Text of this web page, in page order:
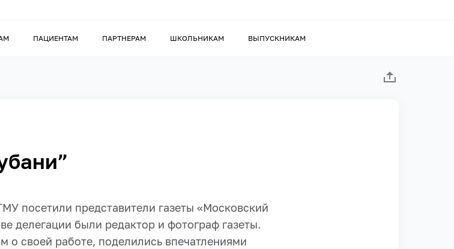
ПАЦИЕНТАМ ПАРТНЕРАМ ШКОЛЬНИКАМ ВЫПУСКНИКАМ
посетили представители газеты «Московский
делегации были редактор и фотограф газеты.
о своей работе, поделились впечатлениями